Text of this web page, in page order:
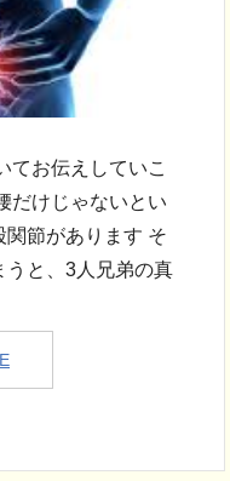
てお伝えしていこ
だけじゃないとい
関節があります そ
うと、3人兄弟の真